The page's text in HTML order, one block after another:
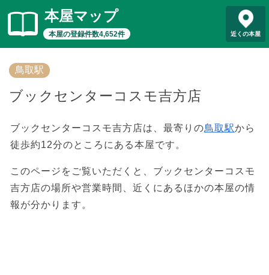
本屋マップ
本屋の登録件数4,652件 近くの本屋
鳥取駅
ブックセンターコスモ吉方店
ブックセンターコスモ吉方店は、最寄りの鳥取駅から
徒歩約12分のところにある本屋です。
このページをご覧いただくと、ブックセンターコスモ
吉方店の場所や営業時間、近くにあるほかの本屋の情
報が分かります。